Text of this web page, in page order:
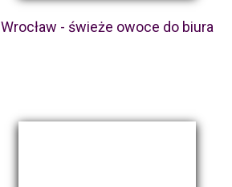
Wrocław - świeże owoce do biura